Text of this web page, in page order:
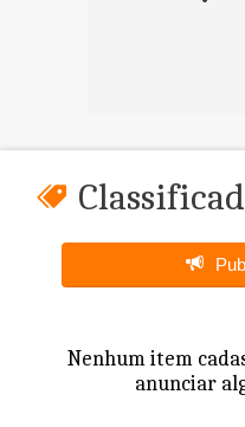
Nenhum item
anunciar